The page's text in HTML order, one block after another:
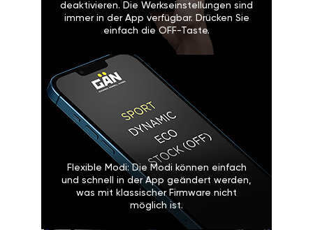
deaktivieren. Die Werkseinstellungen sind
immer in der App verfügbar. Drücken Sie
einfach die OFF-Taste.
Flexible Modi: Die Modi können einfach
und schnell in der App geändert werden,
was mit klassischer Firmware nicht
möglich ist.